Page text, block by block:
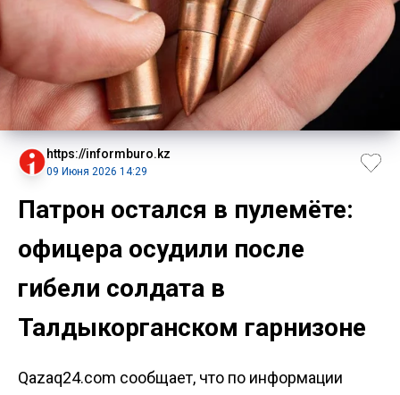
https://informburo.kz
09 Июня 2026 14:29
Патрон остался в пулемёте:
офицера осудили после
гибели солдата в
Талдыкорганском гарнизоне
Qazaq24.com сообщает, что по информации